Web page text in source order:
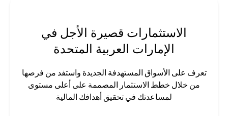
الاستثمارات قصيرة الأجل في
الإمارات العربية المتحدة
تعرف على الأسواق المستهدفة الجديدة واستفد من فرصها
من خلال خطط الاستثمار المصممة على أعلى مستوى
لمساعدتك في تحقيق أهدافك المالية